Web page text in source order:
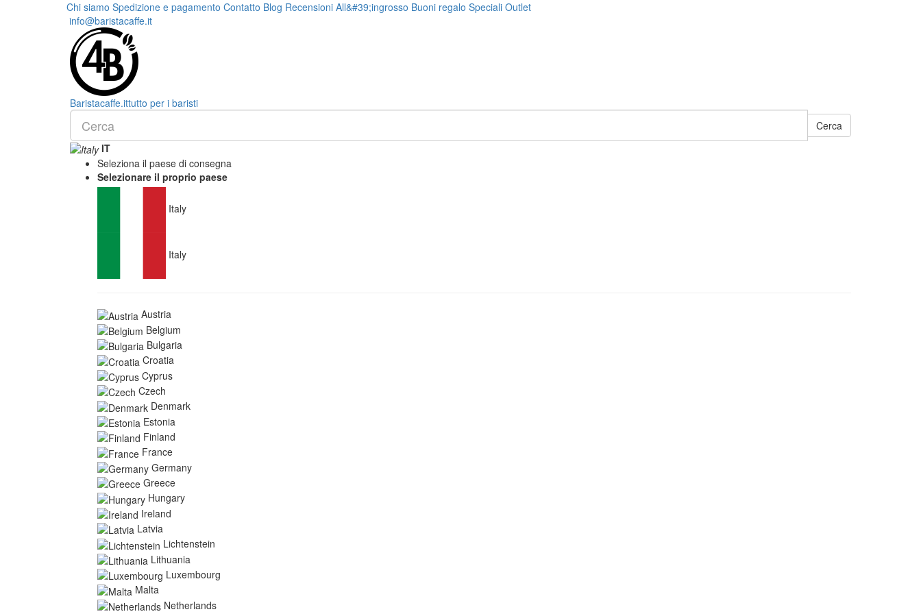
Chi siamo Spedizione e pagamento Contatto Blog Recensioni All&#39;ingrosso Buoni regalo Speciali Outlet
info@baristacaffe.it
Baristacaffe.ittutto per i baristi
Cerca
IT
Seleziona il paese di consegna
Selezionare il proprio paese
Italy
Italy
Austria
Belgium
Bulgaria
Croatia
Cyprus
Czech
Denmark
Estonia
Finland
France
Germany
Greece
Hungary
Ireland
Latvia
Lichtenstein
Lithuania
Luxembourg
Malta
Netherlands